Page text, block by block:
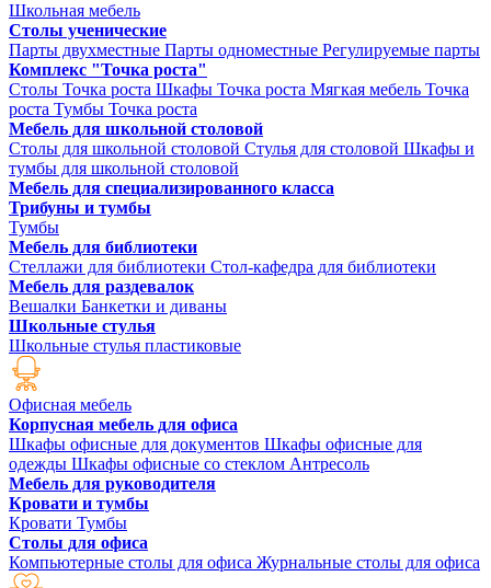
Школьная мебель
Столы ученические
Парты двухместные Парты одноместные Регулируемые парты
Комплекс "Точка роста"
Столы Точка роста Шкафы Точка роста Мягкая мебель Точка
роста Тумбы Точка роста
Мебель для школьной столовой
Столы для школьной столовой Стулья для столовой Шкафы и
тумбы для школьной столовой
Мебель для специализированного класса
Трибуны и тумбы
Тумбы
Мебель для библиотеки
Стеллажи для библиотеки Стол-кафедра для библиотеки
Мебель для раздевалок
Вешалки Банкетки и диваны
Школьные стулья
Школьные стулья пластиковые
Офисная мебель
Корпусная мебель для офиса
Шкафы офисные для документов Шкафы офисные для
одежды Шкафы офисные со стеклом Антресоль
Мебель для руководителя
Кровати и тумбы
Кровати Тумбы
Столы для офиса
Компьютерные столы для офиса Журнальные столы для офиса